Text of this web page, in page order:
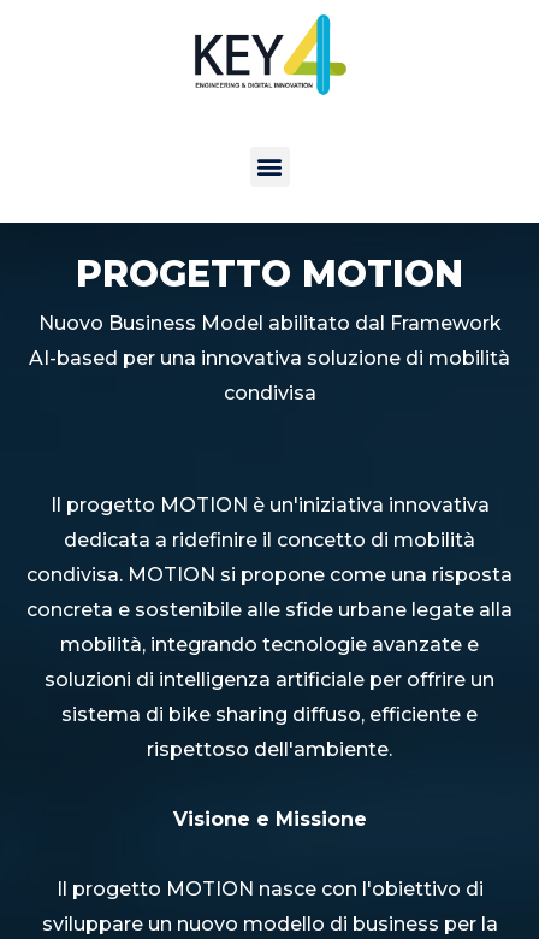
PROGETTO MOTION
Nuovo Business Model abilitato dal Framework
AI-based per una innovativa soluzione di mobilità
condivisa
Il progetto MOTION è un'iniziativa innovativa
dedicata a ridefinire il concetto di mobilità
condivisa. MOTION si propone come una risposta
concreta e sostenibile alle sfide urbane legate alla
mobilità, integrando tecnologie avanzate e
soluzioni di intelligenza artificiale per offrire un
sistema di bike sharing diffuso, efficiente e
rispettoso dell'ambiente.
Visione e Missione
Il progetto MOTION nasce con l'obiettivo di
sviluppare un nuovo modello di business per la